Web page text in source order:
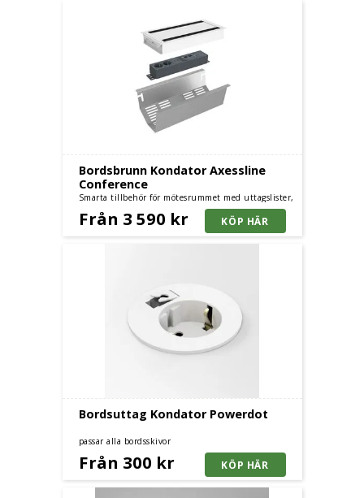
Bordsbrunn Kondator Axessline
Conference
Smarta tillbehör för mötesrummet med uttagslister,
kabelbrunnar och eleganta topplock. Kompletta
lösningar.
Från 3 590 kr
Bordsuttag Kondator Powerdot
passar alla bordsskivor
Från 300 kr